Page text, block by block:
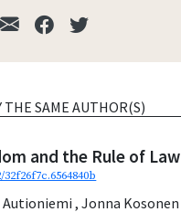
THE SAME AUTHOR(S)
and the Rule of Law
Autioniemi,Jonna Kosonen